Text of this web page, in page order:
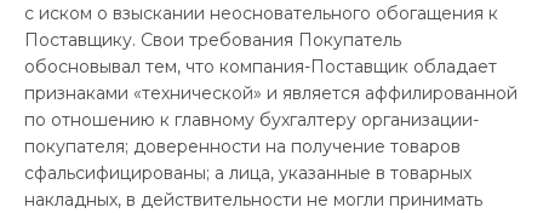
с иском о взыскании неосновательного обогащения к
Поставщику. Свои требования Покупатель
обосновывал тем, что компания-Поставщик обладает
признаками «технической» и является аффилированной
по отношению к главному бухгалтеру организации-
покупателя; доверенности на получение товаров
сфальсифицированы; а лица, указанные в товарных
накладных, в действительности не могли принимать